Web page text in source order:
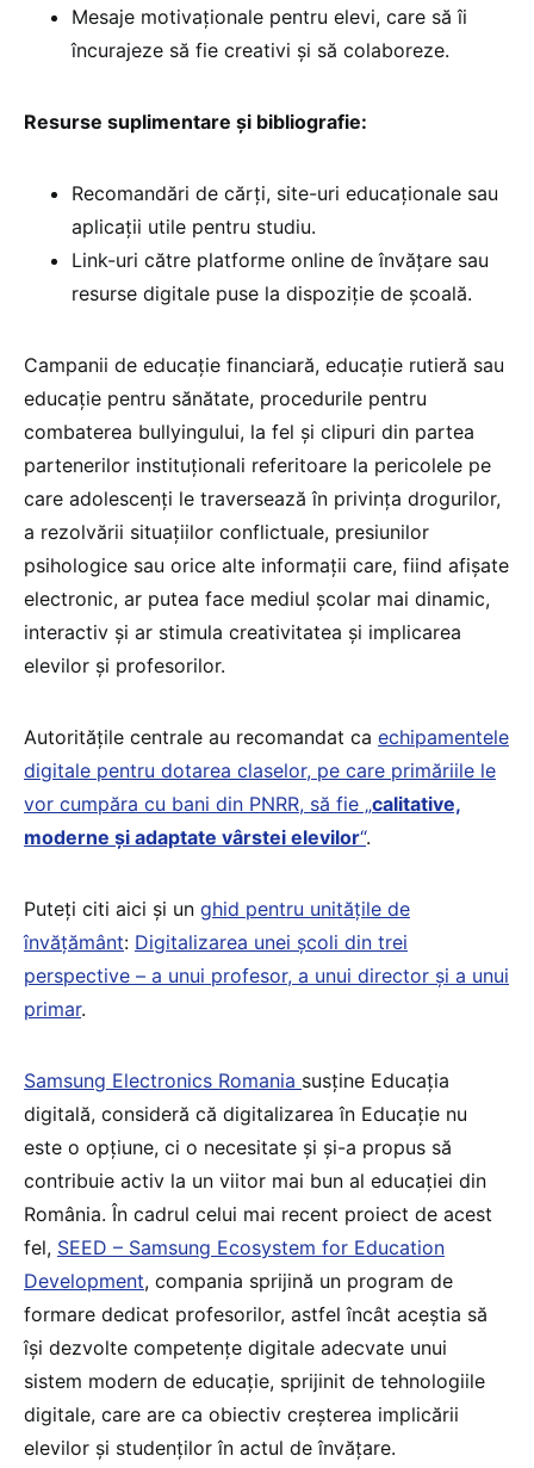
Mesaje motivaționale pentru elevi, care să îi
încurajeze să fie creativi și să colaboreze.
Resurse suplimentare și bibliografie:
Recomandări de cărți, site-uri educaționale sau
aplicații utile pentru studiu.
Link-uri către platforme online de învățare sau
resurse digitale puse la dispoziție de școală.
Campanii de educație financiară, educație rutieră sau
educație pentru sănătate, procedurile pentru
combaterea bullyingului, la fel și clipuri din partea
partenerilor instituționali referitoare la pericolele pe
care adolescenți le traversează în privința drogurilor,
a rezolvării situațiilor conflictuale, presiunilor
psihologice sau orice alte informații care, fiind afișate
electronic, ar putea face mediul școlar mai dinamic,
interactiv și ar stimula creativitatea și implicarea
elevilor și profesorilor.
Autoritățile centrale au recomandat ca echipamentele
digitale pentru dotarea claselor, pe care primăriile le
vor cumpăra cu bani din PNRR, să fie „calitative,
moderne și adaptate vârstei elevilor“.
Puteți citi aici și un ghid pentru unitățile de
învățământ: Digitalizarea unei școli din trei
perspective – a unui profesor, a unui director și a unui
primar.
Samsung Electronics Romania susține Educația
digitală, consideră că digitalizarea în Educație nu
este o opțiune, ci o necesitate și și-a propus să
contribuie activ la un viitor mai bun al educației din
România. În cadrul celui mai recent proiect de acest
fel, SEED – Samsung Ecosystem for Education
Development, compania sprijină un program de
formare dedicat profesorilor, astfel încât aceștia să
își dezvolte competențe digitale adecvate unui
sistem modern de educație, sprijinit de tehnologiile
digitale, care are ca obiectiv creșterea implicării
elevilor și studenților în actul de învățare.